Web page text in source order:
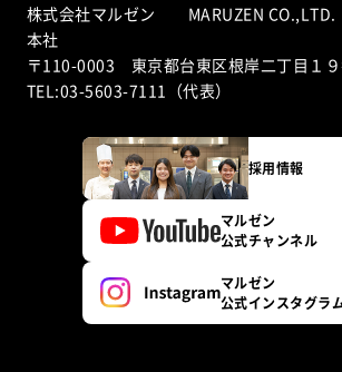
株式会社マルゼン MARUZEN CO.,LTD.
本社
〒110-0003 東京都台東区根岸二丁目１
TEL:03-5603-7111（代表）
採用情報
マルゼン
公式チャンネル
マルゼン
公式インスタグラ